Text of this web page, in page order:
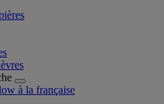
à la française